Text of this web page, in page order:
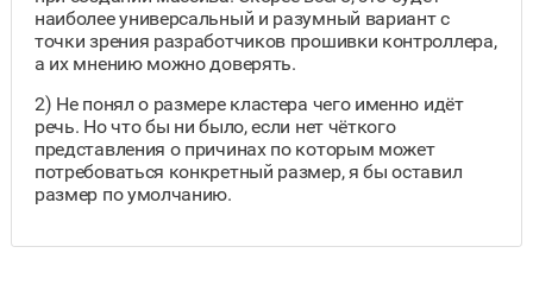
наиболее универсальный и разумный вариант с
точки зрения разработчиков прошивки контроллера,
а их мнению можно доверять.
2) Не понял о размере кластера чего именно идёт
речь. Но что бы ни было, если нет чёткого
представления о причинах по которым может
потребоваться конкретный размер, я бы оставил
размер по умолчанию.